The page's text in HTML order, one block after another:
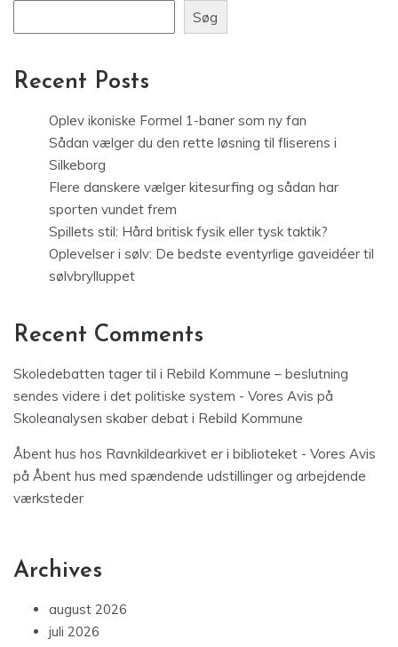
Søg
Recent Posts
Oplev ikoniske Formel 1-baner som ny fan
Sådan vælger du den rette løsning til fliserens i
Silkeborg
Flere danskere vælger kitesurfing og sådan har
sporten vundet frem
Spillets stil: Hård britisk fysik eller tysk taktik?
Oplevelser i sølv: De bedste eventyrlige gaveidéer til
sølvbrylluppet
Recent Comments
Skoledebatten tager til i Rebild Kommune – beslutning
sendes videre i det politiske system - Vores Avis på
Skoleanalysen skaber debat i Rebild Kommune
Åbent hus hos Ravnkildearkivet er i biblioteket - Vores Avis
på Åbent hus med spændende udstillinger og arbejdende
værksteder
Archives
august 2026
juli 2026